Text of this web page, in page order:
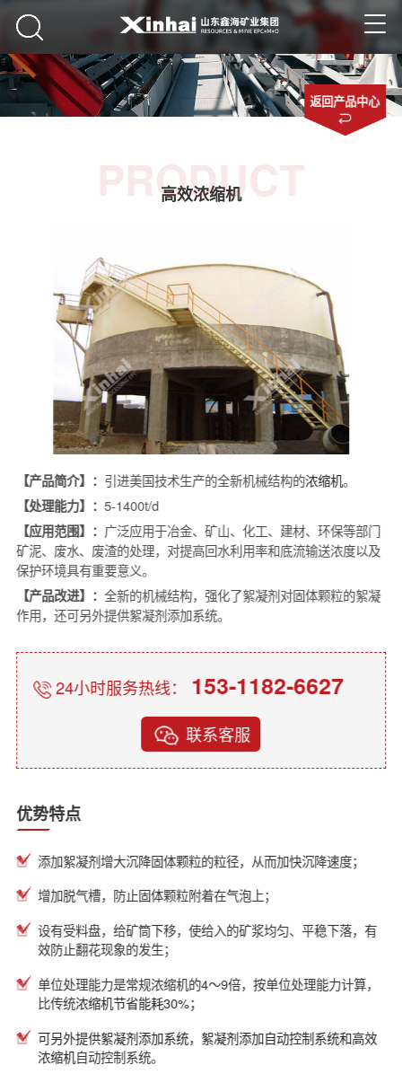
返回产品中心
PRODUCT
高效浓缩机
【产品简介】： 引进美国技术生产的全新机械结构的浓缩机。
【处理能力】： 5-1400t/d
【应用范围】： 广泛应用于冶金、矿山、化工、建材、环保等部门
矿泥、废水、废渣的处理，对提高回水利用率和底流输送浓度以及
保护环境具有重要意义。
【产品改进】： 全新的机械结构，强化了絮凝剂对固体颗粒的絮凝
作用，还可另外提供絮凝剂添加系统。
24小时服务热线： 153-1182-6627
联系客服
优势特点
添加絮凝剂增大沉降固体颗粒的粒径，从而加快沉降速度；
增加脱气槽，防止固体颗粒附着在气泡上；
设有受料盘，给矿筒下移，使给入的矿浆均匀、平稳下落，有
效防止翻花现象的发生；
单位处理能力是常规浓缩机的4～9倍，按单位处理能力计算，
比传统浓缩机节省能耗30%；
可另外提供絮凝剂添加系统，絮凝剂添加自动控制系统和高效
浓缩机自动控制系统。